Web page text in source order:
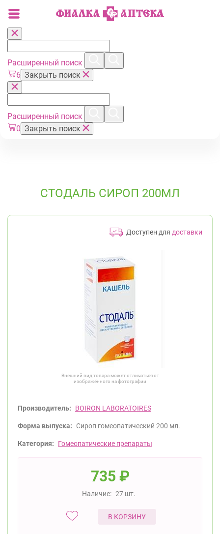
Расширенный поиск
6 Закрыть поиск
Расширенный поиск
0 Закрыть поиск
СТОДАЛЬ СИРОП 200МЛ
Доступен для доставки
Внешний вид товара может отличаться от
изображённого на фотографии
Производитель: BOIRON LABORATOIRES
Форма выпуска: Сироп гомеопатический 200 мл.
Категория: Гомеопатические препараты
735 ₽
Наличие: 27 шт.
В КОРЗИНУ